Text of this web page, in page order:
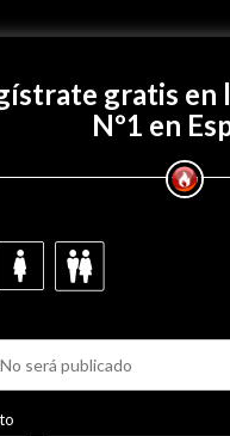
Regístrate
gratis en
Nº1 en